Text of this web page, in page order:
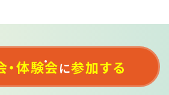
・体験会に参加する